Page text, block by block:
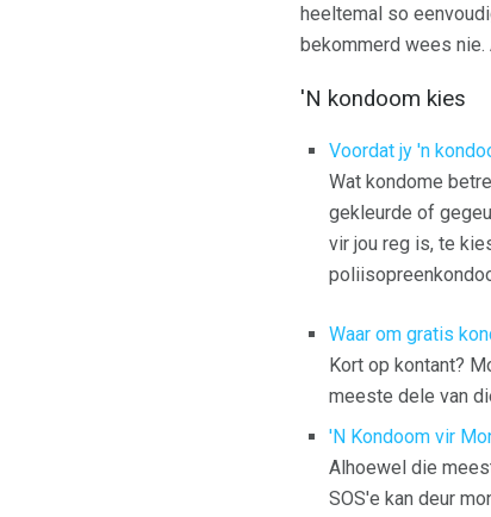
heeltemal so
bekommerd wees nie.
'N kondoom kies
Voordat jy 'n
Wat kondome
gekleurde of
vir jou reg is, te
Waar om gratis
Kort op kontant?
meeste dele van
'N Kondoom vir
Alhoewel die
SOS'e kan deur